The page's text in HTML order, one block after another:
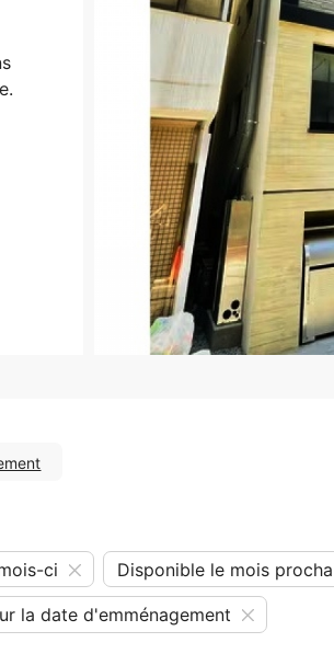
ci Disponible le mois
la date d'emménagement